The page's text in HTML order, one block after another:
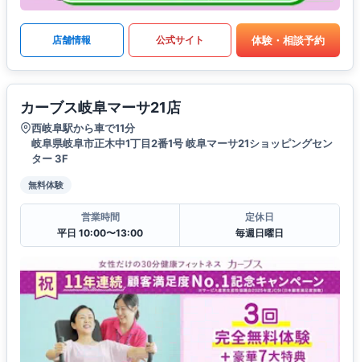
店舗情報 公式サイト 体験・相談予約
カーブス岐阜マーサ21店
西岐阜駅から車で11分
岐阜県岐阜市正木中1丁目2番1号 岐阜マーサ21ショッピングセン
ター 3F
無料体験
営業時間
平日 10:00〜13:00
定休日
毎週日曜日